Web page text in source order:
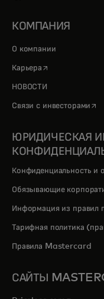
КОМПАНИЯ
О компании
Карьера opens in a new
НОВОСТИ
Связи с инвесторами
ЮРИДИЧЕСКАЯ
Конфиденциальность и
Обязывающие
Информация из правил
Тарифная политика
Правила Mastercard
САЙТЫ